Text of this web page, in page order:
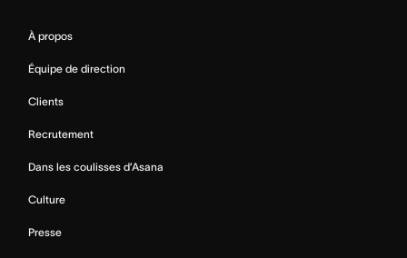
À propos
Équipe de direction
Clients
Recrutement
Dans les coulisses d’Asana
Culture
Presse